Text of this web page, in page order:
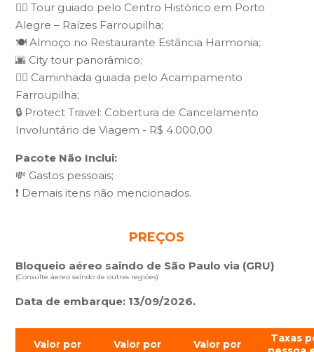
🚶‍♂ Tour guiado pelo Centro Histórico em Porto
Alegre – Raízes Farroupilha;
🍽️ Almoço no Restaurante Estância Harmonia;
🌆 City tour panorâmico;
🚶‍♀ Caminhada guiada pelo Acampamento
Farroupilha;
🔒 Protect Travel: Cobertura de Cancelamento
Involuntário de Viagem - R$ 4.000,00
Pacote Não Inclui:
💸 Gastos pessoais;
❗ Demais itens não mencionados.
PREÇOS
Bloqueio aéreo saindo de São Paulo via (GRU)
(Consulte áereo saindo de outras regiões)
Data de embarque: 13/09/2026.
Valor por
Valor por
Valor por
Taxas